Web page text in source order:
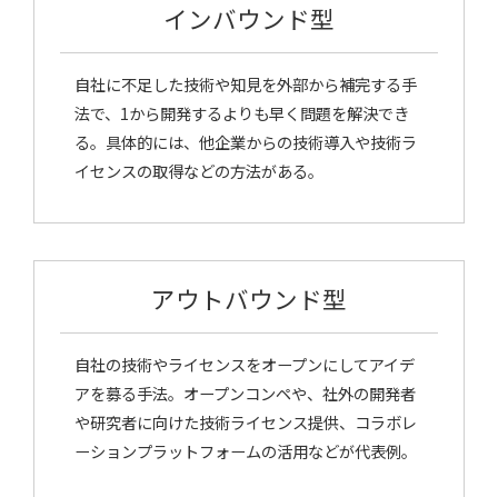
インバウンド型
自社に不足した技術や知見を外部から補完する手
法で、1から開発するよりも早く問題を解決でき
る。具体的には、他企業からの技術導入や技術ラ
イセンスの取得などの方法がある。
アウトバウンド型
自社の技術やライセンスをオープンにしてアイデ
アを募る手法。オープンコンペや、社外の開発者
や研究者に向けた技術ライセンス提供、コラボレ
ーションプラットフォームの活用などが代表例。